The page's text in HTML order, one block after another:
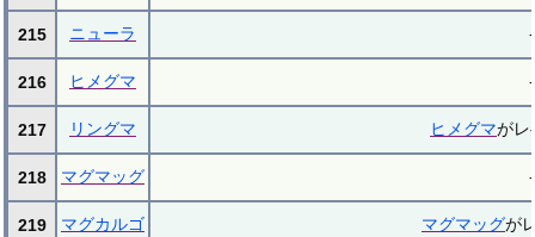
215 ニューラ -
216 ヒメグマ -
217 リングマ ヒメグマがレ
218 マグマッグ -
219 マグカルゴ マグマッグが